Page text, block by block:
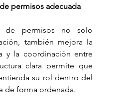
permisos adecuada
de permisos no solo
también mejora la
y la coordinación entre
clara permite que
su rol dentro del
de forma ordenada.